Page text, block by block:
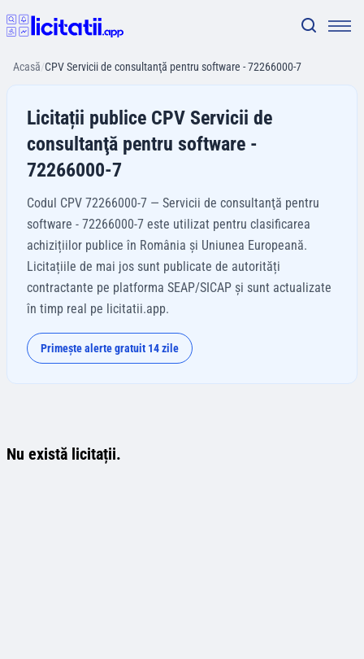
Acasă/CPV Servicii de consultanţă pentru software - 72266000-7
Licitații publice CPV Servicii de
consultanţă pentru software -
72266000-7
Codul CPV 72266000-7 — Servicii de consultanţă pentru
software - 72266000-7 este utilizat pentru clasificarea
achizițiilor publice în România și Uniunea Europeană.
Licitațiile de mai jos sunt publicate de autorități
contractante pe platforma SEAP/SICAP și sunt actualizate
în timp real pe licitatii.app.
Primește alerte gratuit 14 zile
Nu există licitații.